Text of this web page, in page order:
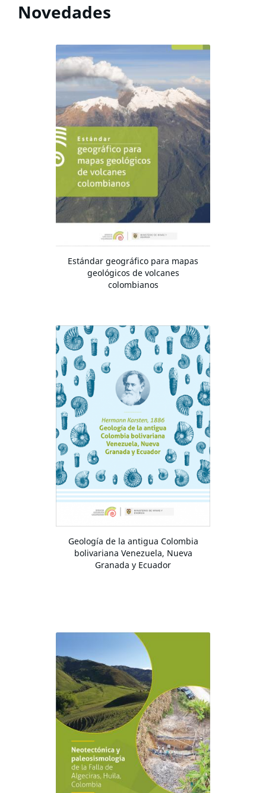
Novedades
Estándar geográfico para mapas
geológicos de volcanes
colombianos
Geología de la antigua Colombia
bolivariana Venezuela, Nueva
Granada y Ecuador